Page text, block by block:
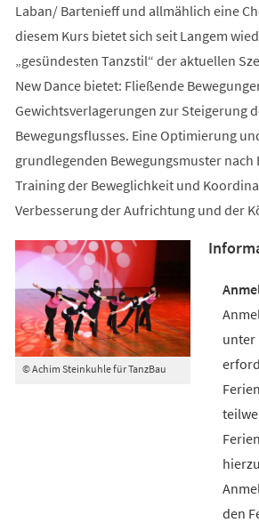
Laban/ Bartenieff und allmählich eine
diesem Kurs bietet sich seit Langem
„gesündesten Tanzstil“ der aktuellen
New Dance bietet: Fließende
Gewichtsverlagerungen zur Steigerung
Bewegungsflusses. Eine Optimierung
grundlegenden Bewegungsmuster nach
Training der Beweglichkeit und
Verbesserung der Aufrichtung und der
© Achim Steinkuhle für TanzBau
unter
den